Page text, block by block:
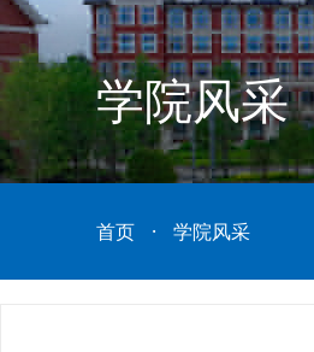
学院风采
首页 · 学院风采